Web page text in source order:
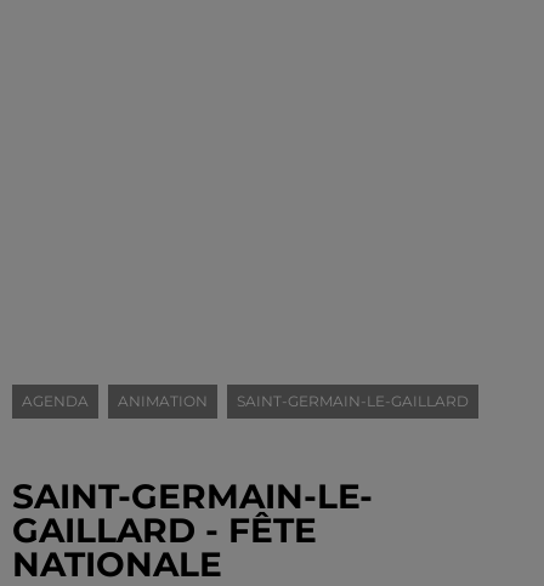
AGENDA ANIMATION SAINT-GERMAIN-LE-GAILLARD
SAINT-GERMAIN-LE-
GAILLARD - FÊTE
NATIONALE